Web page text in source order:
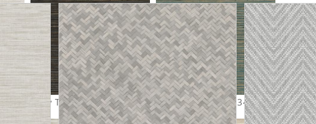
Sisay Texture 681833 Sisay Texture 681834